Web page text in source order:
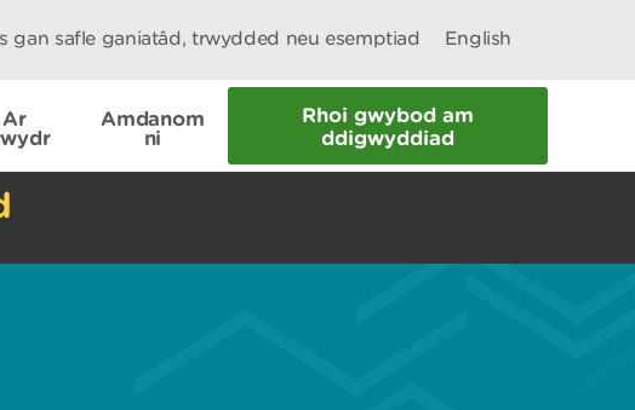
gan safle ganiatâd, trwydded neu esemptiad English
Ar
Amdanom
ni
Rhoi gwybod am
ddigwyddiad